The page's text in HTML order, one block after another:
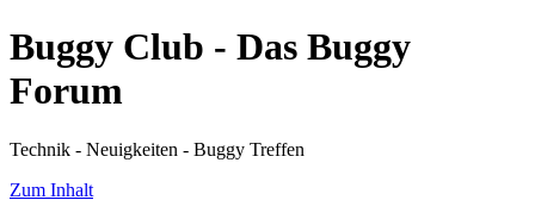
Buggy Club - Das Buggy
Forum
Technik - Neuigkeiten - Buggy Treffen
Zum Inhalt